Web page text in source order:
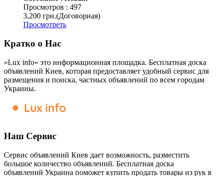
Просмотров : 497
3,200 грн.(Договорная)
Просмотреть
Кратко о Нас
«Lux info» это информационная площадка. Бесплатная доска
объявлений Киев, которая предоставляет удобный сервис для
размещения и поиска, частных объявлений по всем городам
Украины.
Наш Сервис
Сервис объявлений Киев дает возможность, разместить
большое количество объявлений. Бесплатная доска
объявлений Украина поможет купить продать товары из рук в